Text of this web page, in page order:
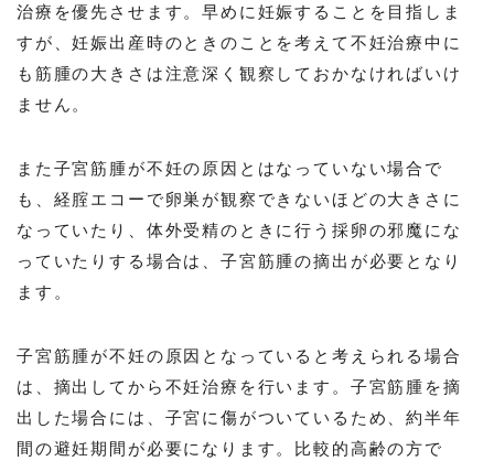
治療を優先させます。早めに妊娠することを目指しま
すが、妊娠出産時のときのことを考えて不妊治療中に
も筋腫の大きさは注意深く観察しておかなければいけ
ません。
また子宮筋腫が不妊の原因とはなっていない場合で
も、経腟エコーで卵巣が観察できないほどの大きさに
なっていたり、体外受精のときに行う採卵の邪魔にな
っていたりする場合は、子宮筋腫の摘出が必要となり
ます。
子宮筋腫が不妊の原因となっていると考えられる場合
は、摘出してから不妊治療を行います。子宮筋腫を摘
出した場合には、子宮に傷がついているため、約半年
間の避妊期間が必要になります。比較的高齢の方で